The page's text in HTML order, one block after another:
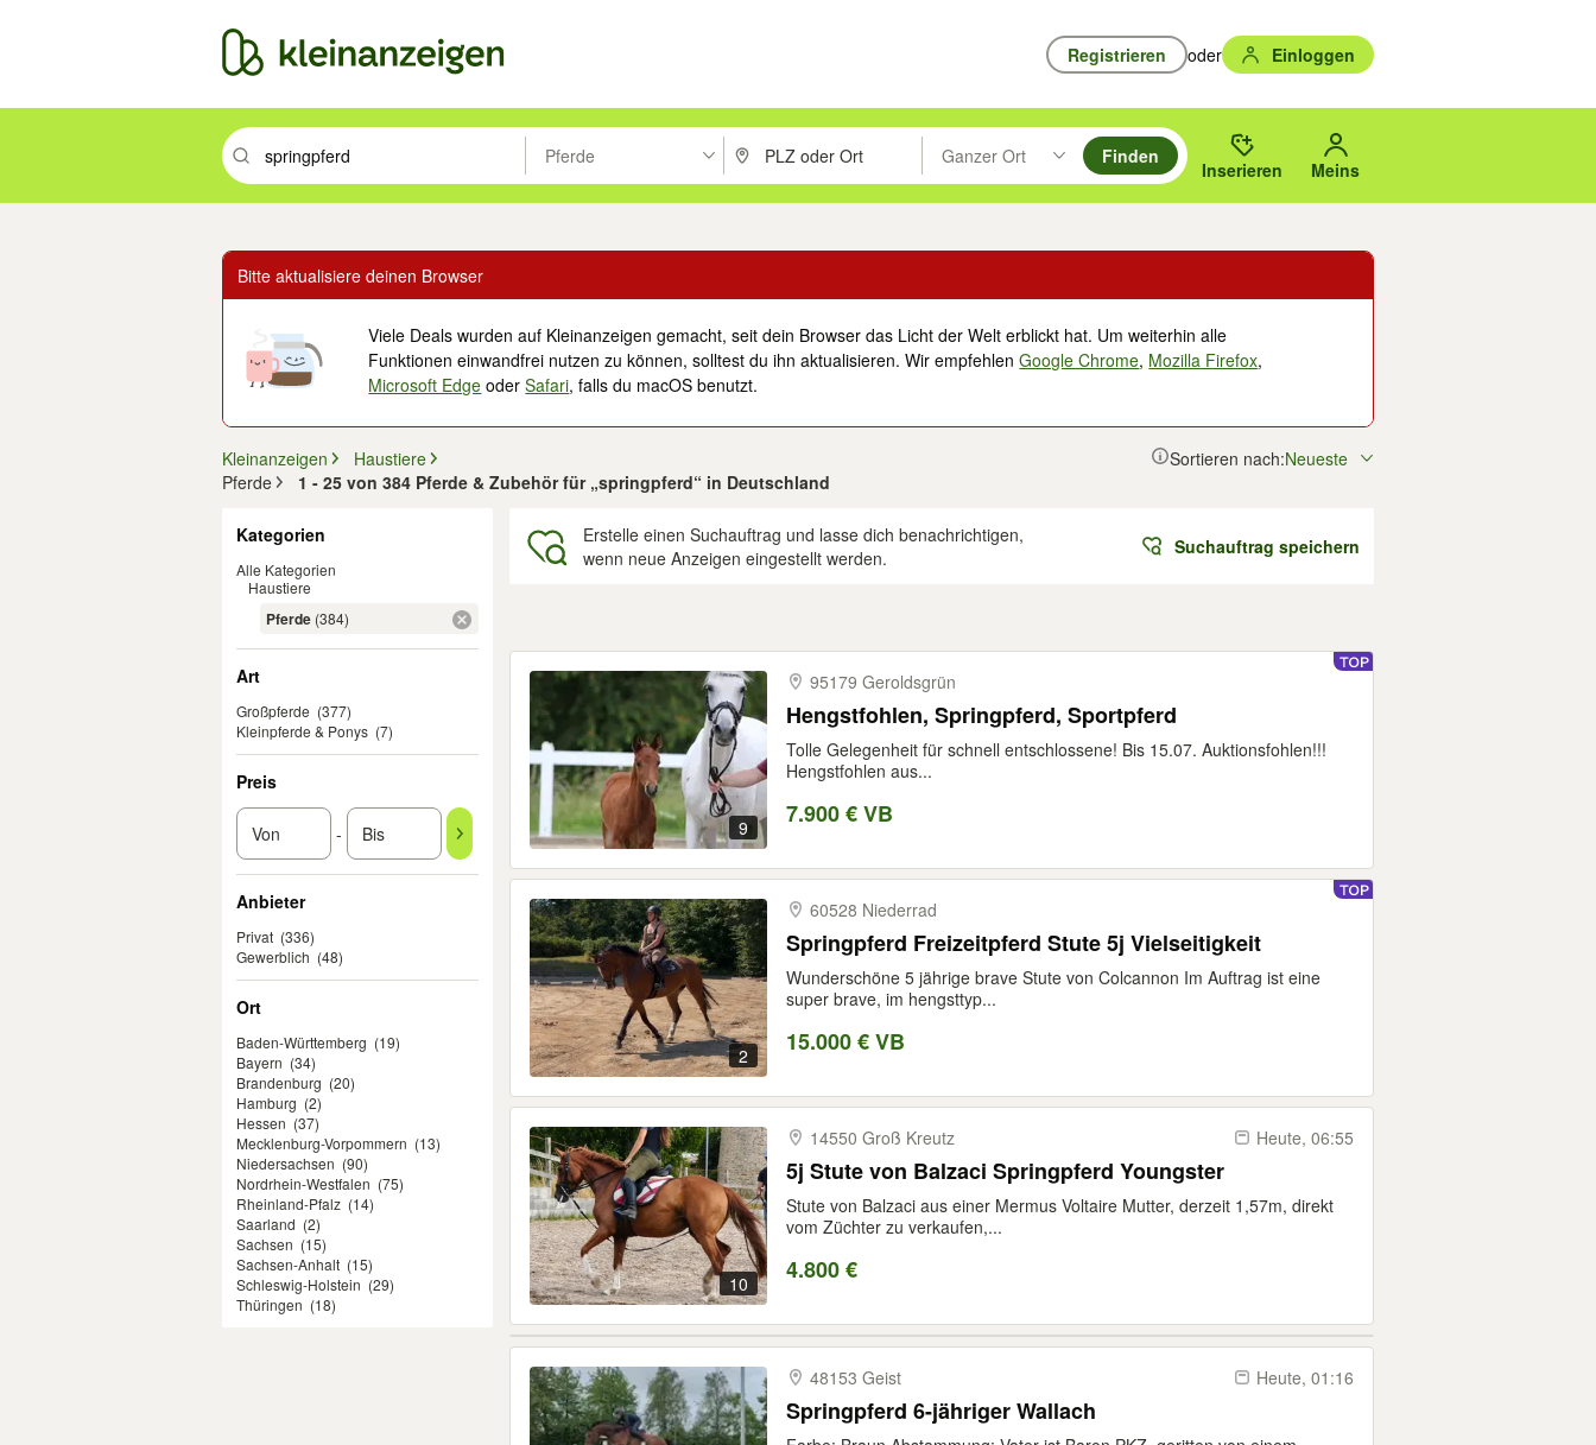
Registrieren oder Einloggen
Suchbegriff eingeben. Eingabetaste drücken um zu suchen, oder Vorschläge mit den Pfeiltasten nach oben/unten durchsuchen und mit Eingabetaste auswählen.
Pferde PLZ oder Ort eingeben. Eingabetaste drücken um zu suchen, oder Vorschläge mit den Pfeiltasten nach oben/
Ganzer Ort
Suche im Umkreis des gewählten Orts oder PLZ.
Finden
Inserieren Meins
Bitte aktualisiere deinen Browser
Viele Deals wurden auf Kleinanzeigen gemacht, seit dein Browser das Licht der Welt erblickt hat. Um weiterhin alle
Funktionen einwandfrei nutzen zu können, solltest du ihn aktualisieren. Wir empfehlenGoogle Chrome, Mozilla Firefox,
Microsoft Edge oderSafari, falls du macOS benutzt.
Kleinanzeigen
Haustiere
Pferde
1 - 25 von 384 Pferde & Zubehör für „springpferd“ in Deutschland
Sortieren nach:Neueste
Kategorien
Alle Kategorien
Haustiere
Pferde (384)
Art
Großpferde (377)
Kleinpferde & Ponys (7)
Preis
-
Anbieter
Privat (336)
Gewerblich (48)
Ort
Baden-Württemberg (19)
Bayern (34)
Brandenburg (20)
Hamburg (2)
Hessen (37)
Mecklenburg-Vorpommern (13)
Niedersachsen (90)
Nordrhein-Westfalen (75)
Rheinland-Pfalz (14)
Saarland (2)
Sachsen (15)
Sachsen-Anhalt (15)
Schleswig-Holstein (29)
Thüringen (18)
Erstelle einen Suchauftrag und lasse dich benachrichtigen,
wenn neue Anzeigen eingestellt werden.
Suchauftrag speichern
9
95179 Geroldsgrün
Hengstfohlen, Springpferd, Sportpferd
Tolle Gelegenheit für schnell entschlossene! Bis 15.07. Auktionsfohlen!!!
Hengstfohlen aus...
7.900 € VB
2
60528 Niederrad
Springpferd Freizeitpferd Stute 5j Vielseitigkeit
Wunderschöne 5 jährige brave Stute von Colcannon Im Auftrag ist eine
super brave, im hengsttyp...
15.000 € VB
10
14550 Groß Kreutz Heute, 06:55
5j Stute von Balzaci Springpferd Youngster
Stute von Balzaci aus einer Mermus Voltaire Mutter, derzeit 1,57m, direkt
vom Züchter zu verkaufen,...
4.800 €
48153 Geist Heute, 01:16
Springpferd 6-jähriger Wallach